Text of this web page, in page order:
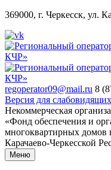
369000, г. Черкесск, ул.
regoperator09@mail.ru 8
Версия для слабовидящих
Некоммерческая
«Фонд обеспечения и
многоквартирных домов
Карачаево-Черкесской
Меню